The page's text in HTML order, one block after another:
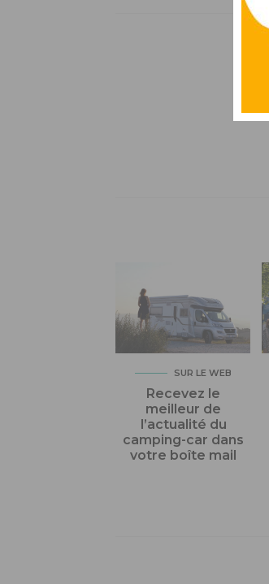
SUR LE WEB
Recevez le
meilleur de
l’actualité du
camping-car dans
votre boîte mail